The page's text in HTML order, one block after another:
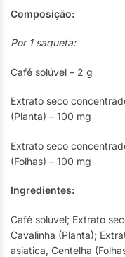
Composição:
Por 1 saqueta:
Café solúvel – 2 g
Extrato seco
(Planta) – 100 mg
Extrato seco
(Folhas) – 100 mg
Ingredientes:
Café solúvel; Extrato
Cavalinha (Planta);
asiatica, Centelha